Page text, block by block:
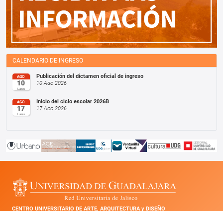
CALENDARIO DE INGRESO
AGO
10
Lunes
Publicación del dictamen oficial de ingreso
10 Ago 2026
AGO
17
Lunes
Inicio del ciclo escolar 2026B
17 Ago 2026
CENTRO UNIVERSITARIO DE ARTE, ARQUITECTURA y DISEÑO